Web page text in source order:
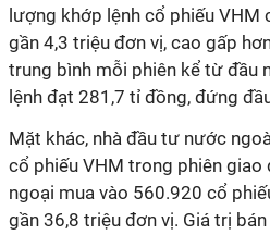
lượng khớp lệnh cổ phiếu
gần 4,3 triệu đơn vị, cao gấp
trung bình mỗi phiên kể từ đầu
lệnh đạt 281,7 tỉ đồng, đứng
Mặt khác, nhà đầu tư nước
cổ phiếu VHM trong phiên giao
ngoại mua vào 560.920 cổ
gần 36,8 triệu đơn vị. Giá trị